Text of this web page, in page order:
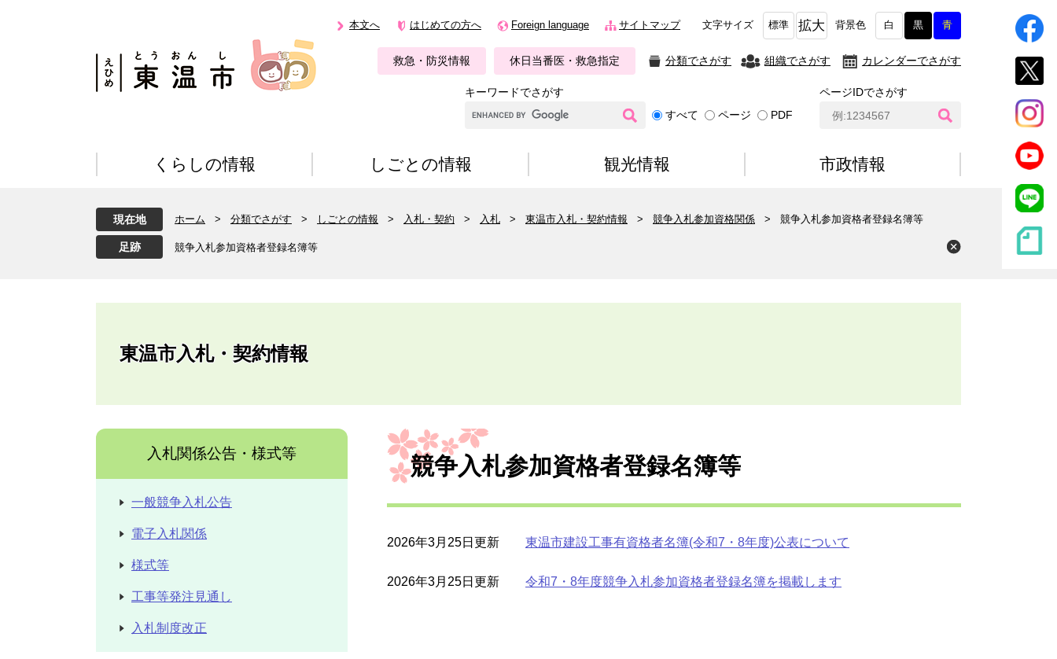
本文へ はじめての方へ Foreign language サイトマップ 文字サイズ 標準 拡大 背景色 白 黒 青
救急・防災情報 休日当番医・救急指定 分類でさがす 組織でさがす カレンダーでさがす
キーワードでさがす
G
g
l
ス
すべて ページ PDF
ページIDでさがす
I
D
くらしの情報 しごとの情報 観光情報 市政情報
現在地 ホーム > 分類でさがす > しごとの情報 > 入札・契約 > 入札 > 東温市入札・契約情報 > 競争入札参加資格関係 > 競争入札参加資格者登録名簿等
競争入札参加資格者登録名簿等
東温市入札・契約情報
本
文
競争入札参加資格者登録名簿等
2026年3月25日更新 東温市建設工事有資格者名簿(令和7・8年度)公表について
2026年3月25日更新 令和7・8年度競争入札参加資格者登録名簿を掲載します
入札関係公告・様式等
一般競争入札公告
電子入札関係
様式等
工事等発注見通し
入札制度改正